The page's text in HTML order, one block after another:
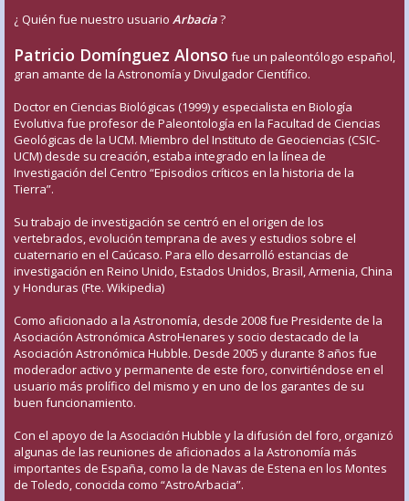
¿ Quién fue nuestro usuario Arbacia?
Patricio Domínguez Alonso fue un paleontólogo español,
gran amante de la Astronomía y Divulgador Científico.
Doctor en Ciencias Biológicas (1999) y especialista en Biología
Evolutiva fue profesor de Paleontología en la Facultad de Ciencias
Geológicas de la UCM. Miembro del Instituto de Geociencias (CSIC-
UCM) desde su creación, estaba integrado en la línea de
Investigación del Centro “Episodios críticos en la historia de la
Tierra”.
Su trabajo de investigación se centró en el origen de los
vertebrados, evolución temprana de aves y estudios sobre el
cuaternario en el Caúcaso. Para ello desarrolló estancias de
investigación en Reino Unido, Estados Unidos, Brasil, Armenia, China
y Honduras (Fte. Wikipedia)
Como aficionado a la Astronomía, desde 2008 fue Presidente de la
Asociación Astronómica AstroHenares y socio destacado de la
Asociación Astronómica Hubble. Desde 2005 y durante 8 años fue
moderador activo y permanente de este foro, convirtiéndose en el
usuario más prolífico del mismo y en uno de los garantes de su
buen funcionamiento.
Con el apoyo de la Asociación Hubble y la difusión del foro, organizó
algunas de las reuniones de aficionados a la Astronomía más
importantes de España, como la de Navas de Estena en los Montes
de Toledo, conocida como “AstroArbacia”.